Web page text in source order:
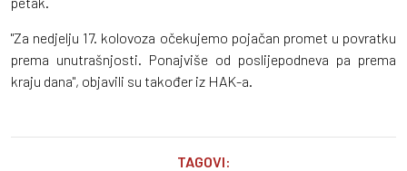
"Za nedjelju 17. kolovoza očekujemo pojačan promet u povratku
prema unutrašnjosti. Ponajviše od poslijepodneva pa prema
kraju dana", objavili su također iz HAK-a.
TAGOVI: